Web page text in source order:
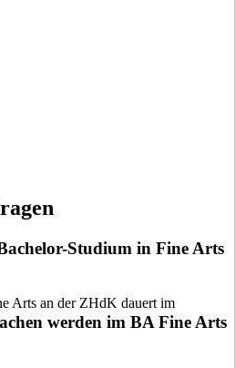
Studium in Fine Arts
Arts an der ZHdK dauert im
werden im BA Fine Arts